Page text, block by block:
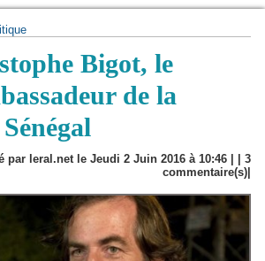
Bigot, le
de la
par leral.net le Jeudi 2 Juin 2016 à 10:46 | | 3
commentaire(s)|